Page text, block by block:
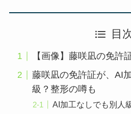
目
【画像】藤咲凪の免許
藤咲凪の免許証が、AI
級？整形の噂も
AI加工なしでも別人